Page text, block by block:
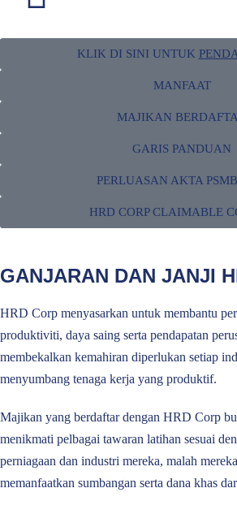
Ketahui lebih lanjut mengenai proses
KLIK DI SINI UNTUK
MANFAAT
MAJIKAN
GARIS PANDUAN
PERLUASAN AKTA
HRD CORP CLAIMABLE
GANJARAN DAN JANJI
HRD Corp menyasarkan untuk membantu
produktiviti, daya saing serta pendapatan
membekalkan kemahiran diperlukan setiap
menyumbang tenaga kerja yang produktif.
Majikan yang berdaftar dengan HRD Corp
menikmati pelbagai tawaran latihan sesuai
perniagaan dan industri mereka, malah
memanfaatkan sumbangan serta dana khas